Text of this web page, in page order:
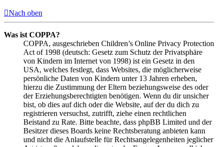
Nach oben
Was ist COPPA?
COPPA, ausgeschrieben Children’s Online Privacy Protection
Act of 1998 (deutsch: Gesetz zum Schutz der Privatsphäre
von Kindern im Internet von 1998) ist ein Gesetz in den
USA, welches festlegt, dass Websites, die möglicherweise
persönliche Daten von Kindern unter 13 Jahren erheben,
hierzu die Zustimmung der Eltern beziehungsweise des oder
der Erziehungsberechtigten benötigen. Wenn du dir unsicher
bist, ob dies auf dich oder die Website, auf der du dich zu
registrieren versuchst, zutrifft, ziehe einen rechtlichen
Beistand zu Rate. Bitte beachte, dass phpBB Limited und der
Besitzer dieses Boards keine Rechtsberatung anbieten kann
und nicht die Anlaufstelle für Rechtsangelegenheiten jeglicher